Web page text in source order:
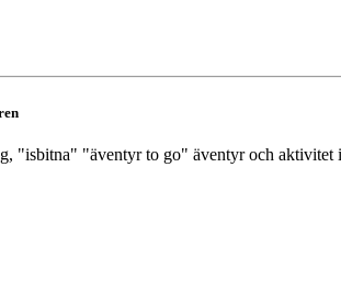
"isbitna" "äventyr to go" äventyr och aktivitet